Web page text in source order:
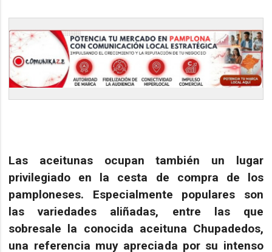
Las aceitunas ocupan también un lugar
privilegiado en la cesta de compra de los
pamploneses. Especialmente populares son
las variedades aliñadas, entre las que
sobresale la conocida aceituna Chupadedos,
una referencia muy apreciada por su intenso